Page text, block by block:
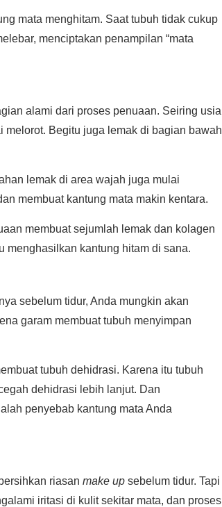
mata menghitam. Saat tubuh tidak cukup
menciptakan penampilan “mata
alami dari proses penuaan. Seiring usia
melorot. Begitu juga lemak di bagian bawah
lemak di area wajah juga mulai
membuat kantung mata makin kentara.
membuat sejumlah lemak dan kolagen
menghasilkan kantung hitam di sana.
sebelum tidur, Anda mungkin akan
garam membuat tubuh menyimpan
tubuh dehidrasi. Karena itu tubuh
dehidrasi lebih lanjut. Dan
penyebab kantung mata Anda
riasan make up sebelum tidur. Tapi
iritasi di kulit sekitar mata, dan proses